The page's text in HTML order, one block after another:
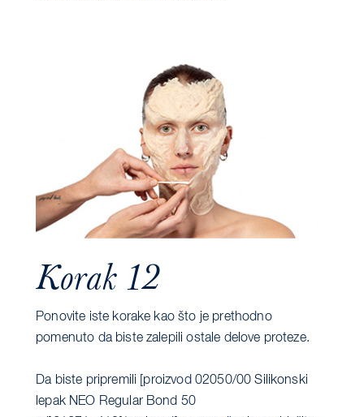
Korak 12
Ponovite iste korake kao što je prethodno
pomenuto da biste zalepili ostale delove proteze.
Da biste pripremili [proizvod 02050/00 Silikonski
lepak NEO Regular Bond 50